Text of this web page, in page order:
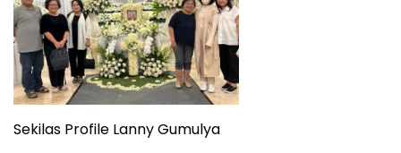
Sekilas Profile Lanny Gumulya